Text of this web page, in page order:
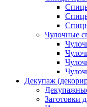
Чулочные
Декупаж
Заготовки